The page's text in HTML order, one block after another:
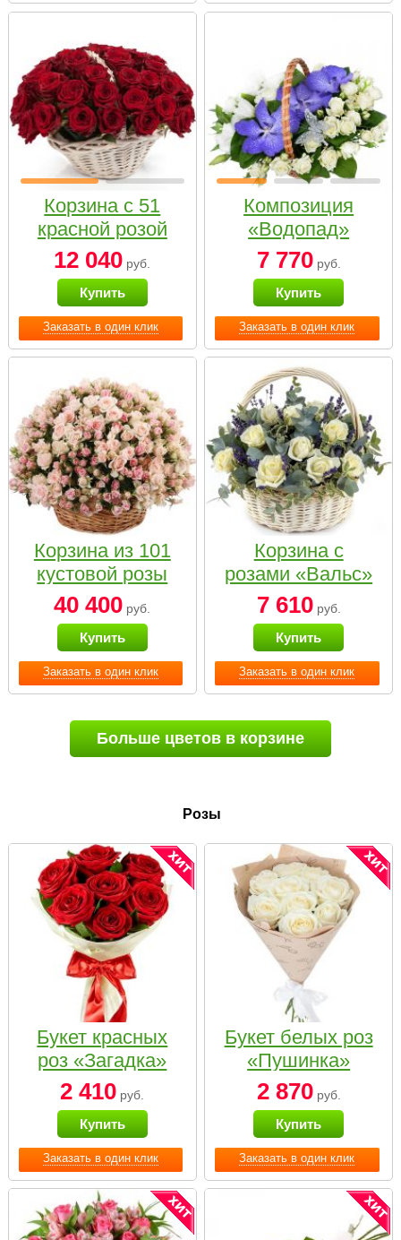
Заказать в один клик
Корзина с 51
красной розой
12 040 руб.
Купить
Заказать в один клик
Композиция
«Водопад»
7 770руб.
Купить
Заказать в один клик
Корзина из 101
кустовой розы
нежных тонов
40 400 руб.
Купить
Заказать в один клик
Корзина с
розами «Вальс»
7 610руб.
Купить
Больше цветов в корзине
Розы
Заказать в один клик
Букет красных
роз «Загадка»
2 410 руб.
Купить
Заказать в один клик
Букет белых роз
«Пушинка»
2 870руб.
Купить